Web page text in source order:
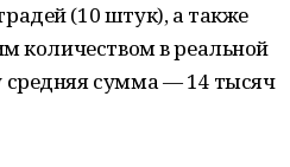
(10 штук), а также
количеством в реальной
средняя сумма — 14 тысяч